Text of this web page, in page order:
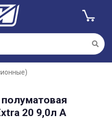
полуматовая
20 9,0л А